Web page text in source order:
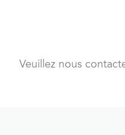
Veuillez nous